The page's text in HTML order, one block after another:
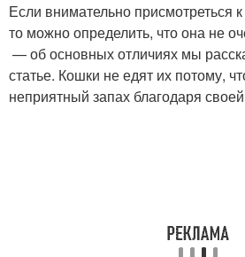
Если внимательно присмотреться
то можно определить, что она не
— об основных отличиях мы
статье. Кошки не едят их потому,
неприятный запах благодаря